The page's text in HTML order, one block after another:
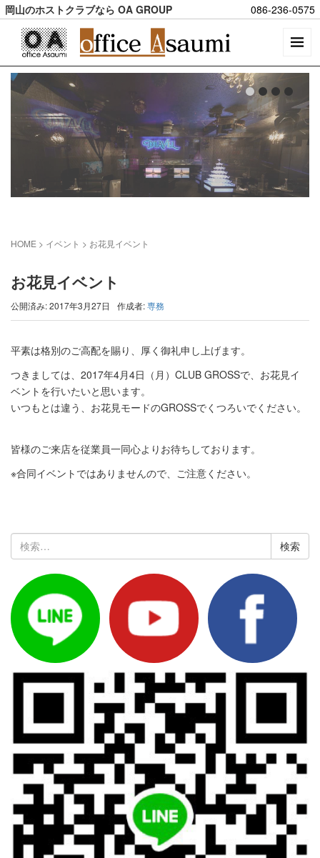
岡山のホストクラブなら OA GROUP 086-236-0575
HOME > イベント > お花見イベント
お花見イベント
公開済み: 2017年3月27日 作成者:専務
平素は格別のご高配を賜り、厚く御礼申し上げます。
つきましては、2017年4月4日（月）CLUB GROSSで、お花見イ
ベントを行いたいと思います。
いつもとは違う、お花見モードのGROSSでくつろいでください。
皆様のご来店を従業員一同心よりお待ちしております。
※合同イベントではありませんので、ご注意ください。
索: